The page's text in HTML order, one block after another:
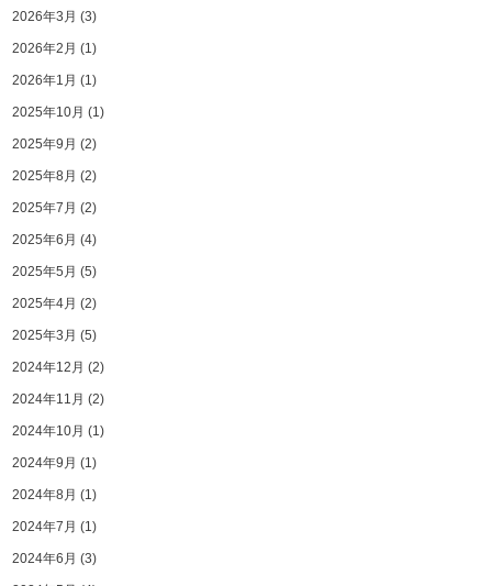
2026年3月 (3)
2026年2月 (1)
2026年1月 (1)
2025年10月 (1)
2025年9月 (2)
2025年8月 (2)
2025年7月 (2)
2025年6月 (4)
2025年5月 (5)
2025年4月 (2)
2025年3月 (5)
2024年12月 (2)
2024年11月 (2)
2024年10月 (1)
2024年9月 (1)
2024年8月 (1)
2024年7月 (1)
2024年6月 (3)